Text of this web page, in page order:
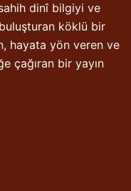
dinî bilgiyi ve
köklü bir
hayata yön veren ve
çağıran bir yayın